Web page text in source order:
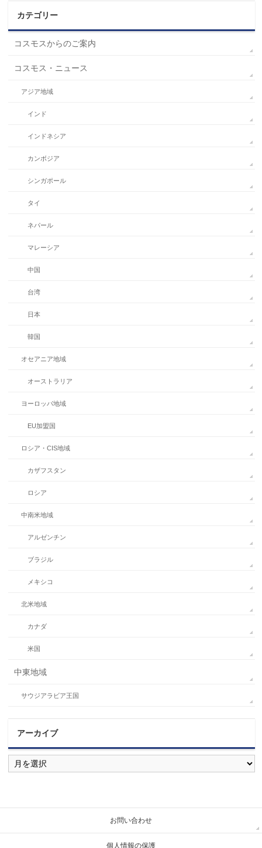
カテゴリー
コスモスからのご案内
コスモス・ニュース
アジア地域
インド
インドネシア
カンボジア
シンガポール
タイ
ネパール
マレーシア
中国
台湾
日本
韓国
オセアニア地域
オーストラリア
ヨーロッパ地域
EU加盟国
ロシア・CIS地域
カザフスタン
ロシア
中南米地域
アルゼンチン
ブラジル
メキシコ
北米地域
カナダ
米国
中東地域
サウジアラビア王国
アーカイブ
ア
ー
カ
お問い合わせ
個人情報の保護